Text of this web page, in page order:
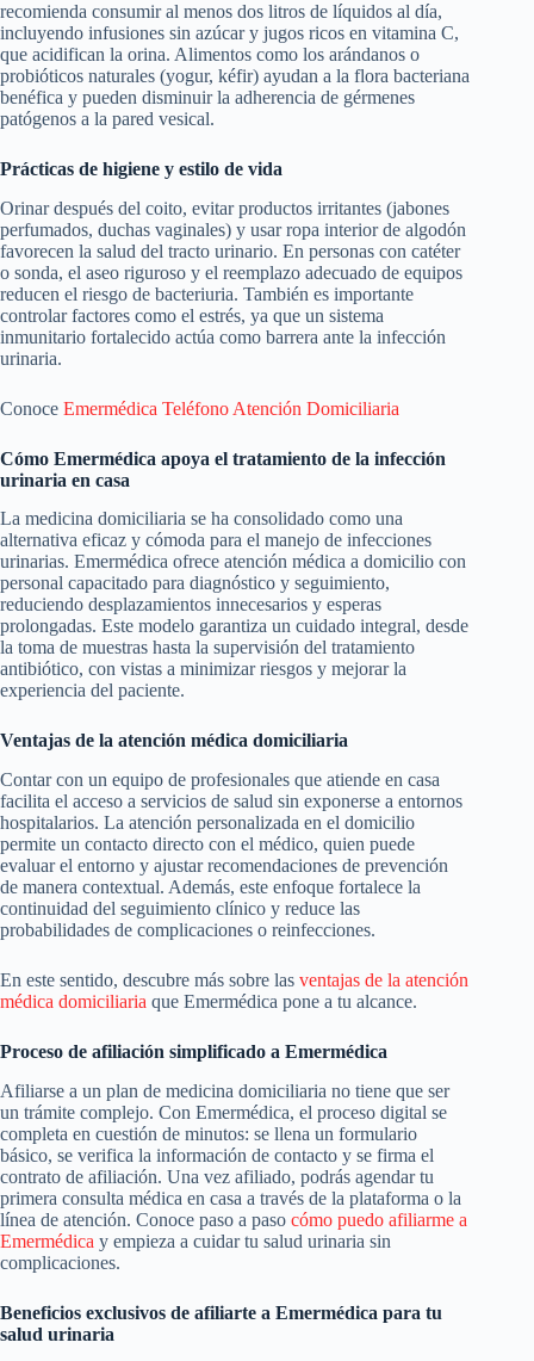
recomienda consumir al menos dos litros de líquidos al día,
incluyendo infusiones sin azúcar y jugos ricos en vitamina C,
que acidifican la orina. Alimentos como los arándanos o
probióticos naturales (yogur, kéfir) ayudan a la flora bacteriana
benéfica y pueden disminuir la adherencia de gérmenes
patógenos a la pared vesical.
Prácticas de higiene y estilo de vida
Orinar después del coito, evitar productos irritantes (jabones
perfumados, duchas vaginales) y usar ropa interior de algodón
favorecen la salud del tracto urinario. En personas con catéter
o sonda, el aseo riguroso y el reemplazo adecuado de equipos
reducen el riesgo de bacteriuria. También es importante
controlar factores como el estrés, ya que un sistema
inmunitario fortalecido actúa como barrera ante la infección
urinaria.
Conoce Emermédica Teléfono Atención Domiciliaria
Cómo Emermédica apoya el tratamiento de la infección
urinaria en casa
La medicina domiciliaria se ha consolidado como una
alternativa eficaz y cómoda para el manejo de infecciones
urinarias. Emermédica ofrece atención médica a domicilio con
personal capacitado para diagnóstico y seguimiento,
reduciendo desplazamientos innecesarios y esperas
prolongadas. Este modelo garantiza un cuidado integral, desde
la toma de muestras hasta la supervisión del tratamiento
antibiótico, con vistas a minimizar riesgos y mejorar la
experiencia del paciente.
Ventajas de la atención médica domiciliaria
Contar con un equipo de profesionales que atiende en casa
facilita el acceso a servicios de salud sin exponerse a entornos
hospitalarios. La atención personalizada en el domicilio
permite un contacto directo con el médico, quien puede
evaluar el entorno y ajustar recomendaciones de prevención
de manera contextual. Además, este enfoque fortalece la
continuidad del seguimiento clínico y reduce las
probabilidades de complicaciones o reinfecciones.
En este sentido, descubre más sobre las ventajas de la atención
médica domiciliaria que Emermédica pone a tu alcance.
Proceso de afiliación simplificado a Emermédica
Afiliarse a un plan de medicina domiciliaria no tiene que ser
un trámite complejo. Con Emermédica, el proceso digital se
completa en cuestión de minutos: se llena un formulario
básico, se verifica la información de contacto y se firma el
contrato de afiliación. Una vez afiliado, podrás agendar tu
primera consulta médica en casa a través de la plataforma o la
línea de atención. Conoce paso a paso cómo puedo afiliarme a
Emermédica y empieza a cuidar tu salud urinaria sin
complicaciones.
Beneficios exclusivos de afiliarte a Emermédica para tu
salud urinaria